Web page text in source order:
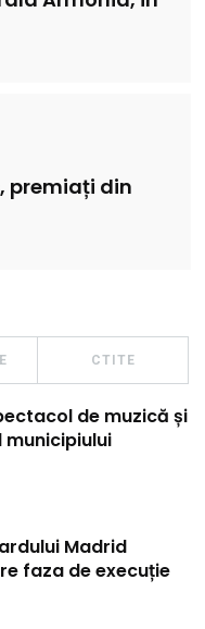
premiați din
CTITE
de muzică și
municipiului
Madrid
faza de execuție